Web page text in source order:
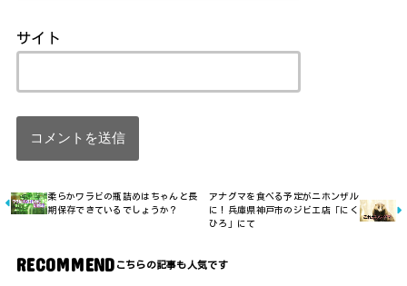
サイト
柔らかワラビの瓶詰めはちゃんと長
期保存できているでしょうか？
アナグマを食べる予定がニホンザル
に！兵庫県神戸市のジビエ店「にく
ひろ」にて
RECOMMEND